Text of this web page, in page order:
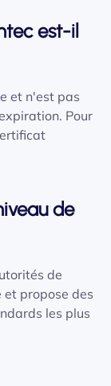
est-il
et n'est pas
Pour
de
de
propose des
les plus